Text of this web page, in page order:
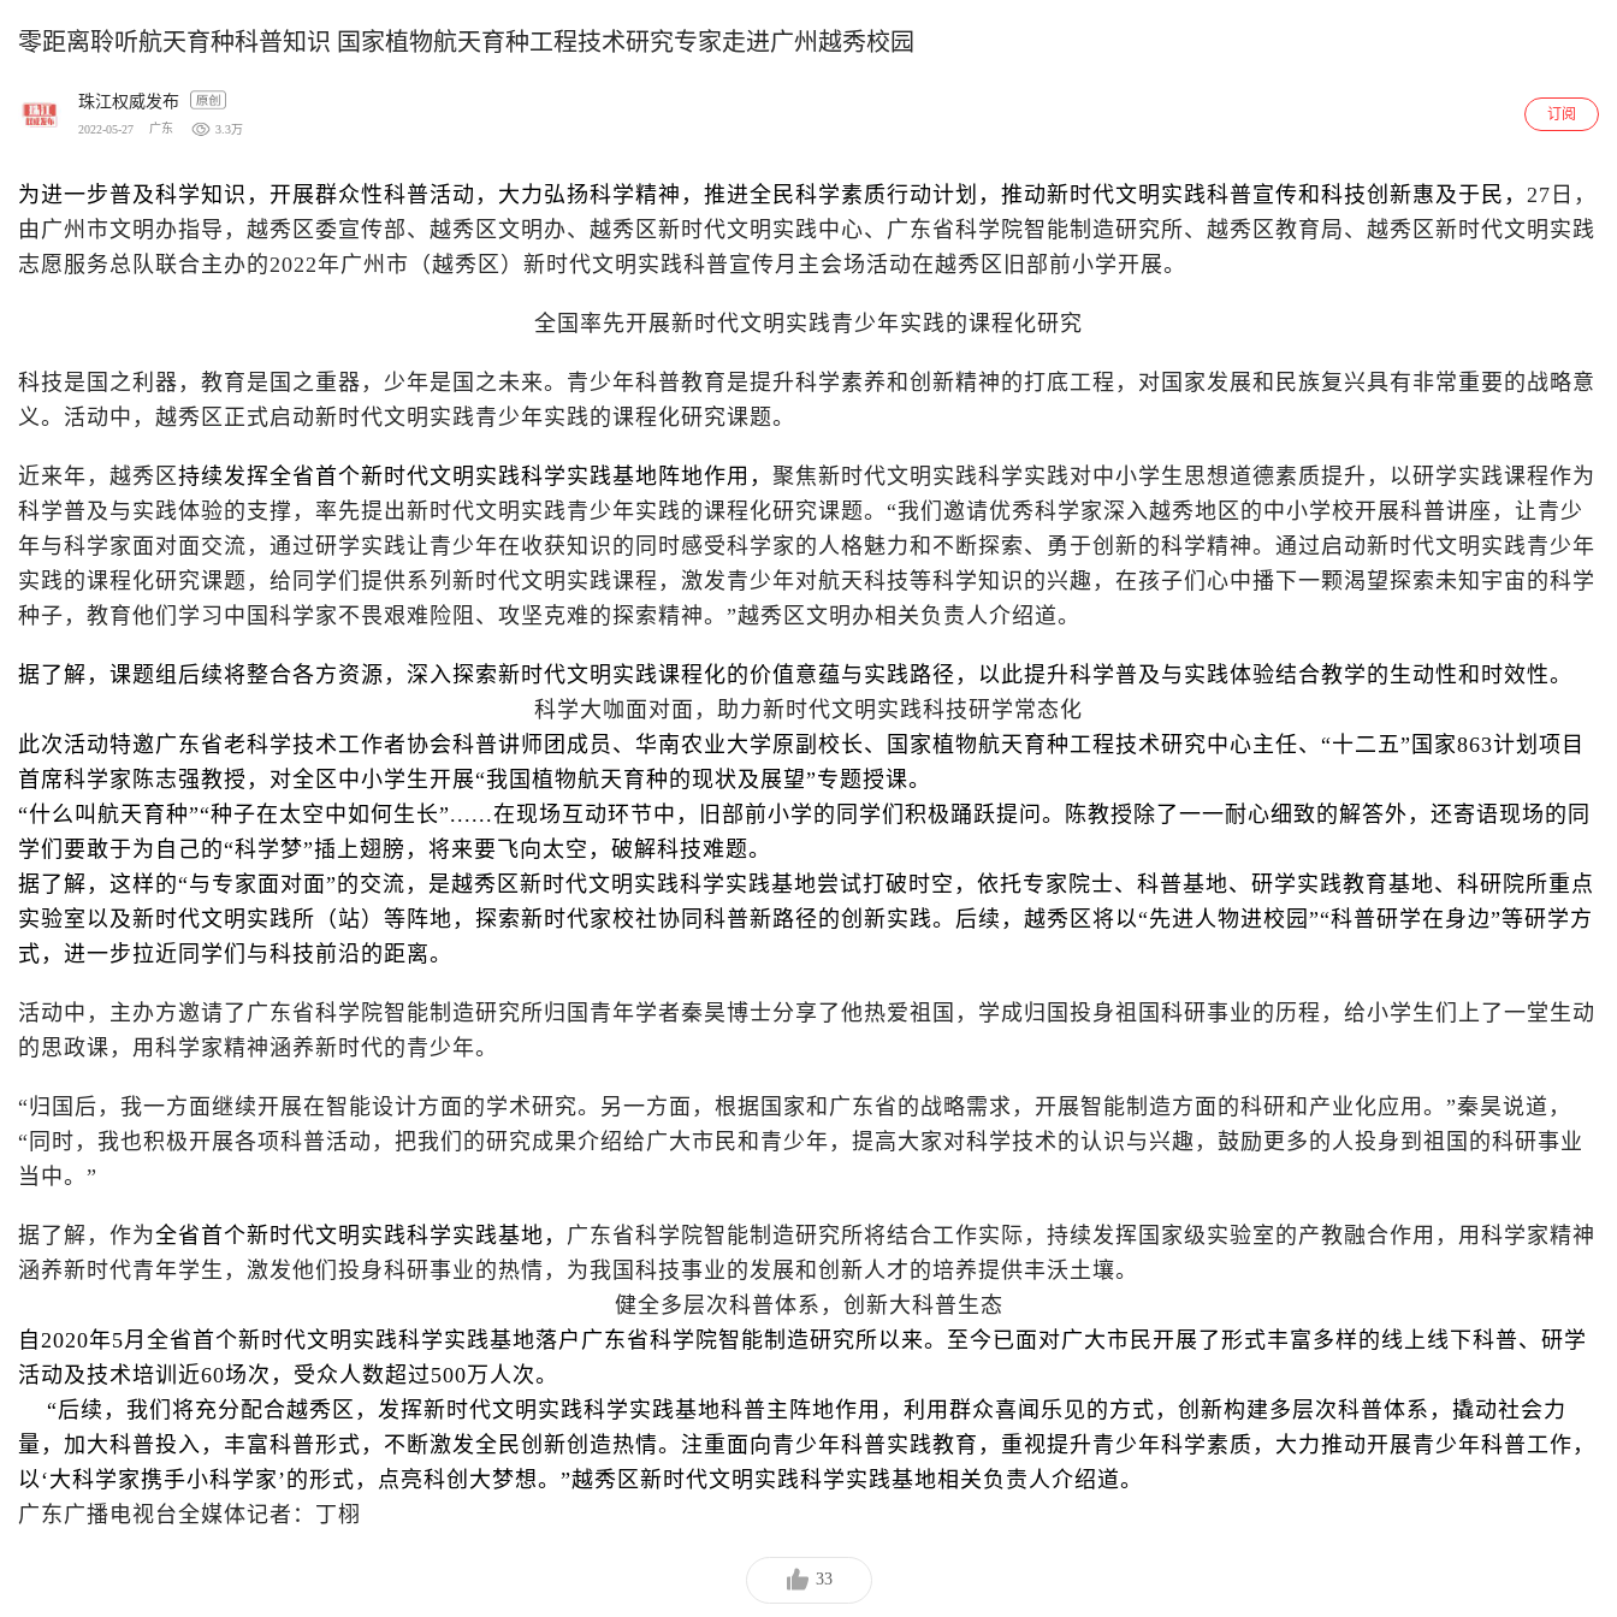
零距离聆听航天育种科普知识 国家植物航天育种工程技术研究专家走进广州越秀校园
珠江权威发布
2022-05-27 广东 3.3万
订阅
为进一步普及科学知识，开展群众性科普活动，大力弘扬科学精神，推进全民科学素质行动计划，推动新时代文明实践科普宣传和科技创新惠及于民， 27日，
由广州市文明办指导，越秀区委宣传部、越秀区文明办、越秀区新时代文明实践中心、广东省科学院智能制造研究所、越秀区教育局、越秀区新时代文明实践
志愿服务总队联合主办的2022年广州市（越秀区）新时代文明实践科普宣传月主会场活动在越秀区旧部前小学开展。
全国率先开展新时代文明实践青少年实践的课程化研究
科技是国之利器，教育是国之重器，少年是国之未来。青少年科普教育是提升科学素养和创新精神的打底工程，对国家发展和民族复兴具有非常重要的战略意
义。活动中，越秀区正式启动新时代文明实践青少年实践的课程化研究课题。
近来年，越秀区持续发挥全省首个新时代文明实践科学实践基地阵地作用， 聚焦新时代文明实践科学实践对中小学生思想道德素质提升，以研学实践课程作为
科学普及与实践体验的支撑，率先提出新时代文明实践青少年实践的课程化研究课题。“我们邀请优秀科学家深入越秀地区的中小学校开展科普讲座，让青少
年与科学家面对面交流，通过研学实践让青少年在收获知识的同时感受科学家的人格魅力和不断探索、勇于创新的科学精神。通过启动新时代文明实践青少年
实践的课程化研究课题，给同学们提供系列新时代文明实践课程，激发青少年对航天科技等科学知识的兴趣，在孩子们心中播下一颗渴望探索未知宇宙的科学
种子，教育他们学习中国科学家不畏艰难险阻、攻坚克难的探索精神。”越秀区文明办相关负责人介绍道。
据了解，课题组后续将整合各方资源，深入探索新时代文明实践课程化的价值意蕴与实践路径，以此提升科学普及与实践体验结合教学的生动性和时效性。
科学大咖面对面，助力新时代文明实践科技研学常态化
此次活动特邀广东省老科学技术工作者协会科普讲师团成员、华南农业大学原副校长、国家植物航天育种工程技术研究中心主任、“十二五”国家863计划项目
首席科学家陈志强教授，对全区中小学生开展“我国植物航天育种的现状及展望”专题授课。
“什么叫航天育种”“种子在太空中如何生长”......在现场互动环节中，旧部前小学的同学们积极踊跃提问。陈教授除了一一耐心细致的解答外，还寄语现场的同
学们要敢于为自己的“科学梦”插上翅膀，将来要飞向太空，破解科技难题。
据了解，这样的“与专家面对面”的交流，是越秀区新时代文明实践科学实践基地尝试打破时空，依托专家院士、科普基地、研学实践教育基地、科研院所重点
实验室以及新时代文明实践所（站）等阵地，探索新时代家校社协同科普新路径的创新实践。后续，越秀区将以“先进人物进校园”“科普研学在身边”等研学方
式，进一步拉近同学们与科技前沿的距离。
活动中，主办方邀请了广东省科学院智能制造研究所归国青年学者秦昊博士分享了他热爱祖国，学成归国投身祖国科研事业的历程，给小学生们上了一堂生动
的思政课，用科学家精神涵养新时代的青少年。
“归国后，我一方面继续开展在智能设计方面的学术研究。另一方面，根据国家和广东省的战略需求，开展智能制造方面的科研和产业化应用。”秦昊说道，
“同时，我也积极开展各项科普活动，把我们的研究成果介绍给广大市民和青少年，提高大家对科学技术的认识与兴趣，鼓励更多的人投身到祖国的科研事业
当中。”
据了解，作为全省首个新时代文明实践科学实践基地， 广东省科学院智能制造研究所将结合工作实际，持续发挥国家级实验室的产教融合作用，用科学家精神
涵养新时代青年学生，激发他们投身科研事业的热情，为我国科技事业的发展和创新人才的培养提供丰沃土壤。
健全多层次科普体系，创新大科普生态
自2020年5月全省首个新时代文明实践科学实践基地落户广东省科学院智能制造研究所以来。至今已面对广大市民开展了形式丰富多样的线上线下科普、研学
活动及技术培训近60场次，受众人数超过500万人次。
“后续，我们将充分配合越秀区，发挥新时代文明实践科学实践基地科普主阵地作用，利用群众喜闻乐见的方式，创新构建多层次科普体系，撬动社会力
量，加大科普投入，丰富科普形式，不断激发全民创新创造热情。注重面向青少年科普实践教育，重视提升青少年科学素质，大力推动开展青少年科普工作，
以‘大科学家携手小科学家’的形式，点亮科创大梦想。”越秀区新时代文明实践科学实践基地相关负责人介绍道。
广东广播电视台全媒体记者：丁栩
33